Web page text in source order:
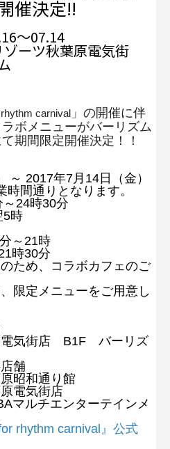
催決定‼
～07.14
ーツ秋葉原電気街
carnival」 の開催に伴
ボメニューがバーリズム
期間限定開催決定！！
～ 2017年7月14日（金）
時間通りとなります。
24時30分
時
～21時
時30分
ため、コラボカフェのご
限定メニューをご用意し
電気街店 B1F バーリズ
舗
昭和通り館
電気街店
マルチエンターテインメ
rhythm carnival』公式